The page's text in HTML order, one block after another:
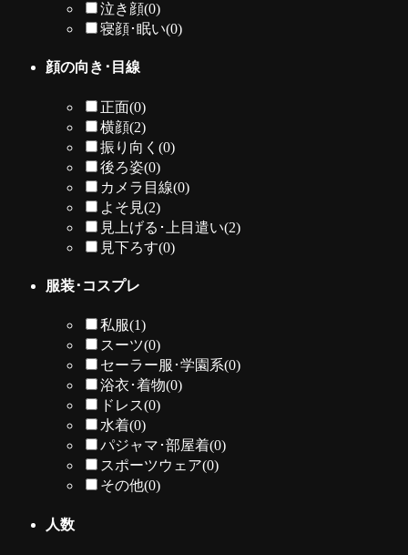
泣き顔(0)
寝顔･眠い(0)
顔の向き･目線
正面(0)
横顔(2)
振り向く(0)
後ろ姿(0)
カメラ目線(0)
よそ見(2)
見上げる･上目遣い(2)
見下ろす(0)
服装･コスプレ
私服(1)
スーツ(0)
セーラー服･学園系(0)
浴衣･着物(0)
ドレス(0)
水着(0)
パジャマ･部屋着(0)
スポーツウェア(0)
その他(0)
人数